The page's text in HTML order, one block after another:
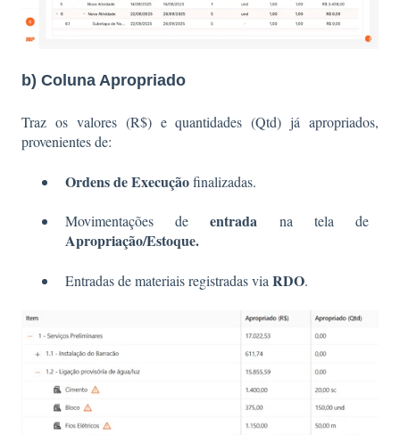
b) Coluna Apropriado
Traz os valores (R$) e quantidades (Qtd) já apropriados,
provenientes de:
Ordens de Execuçãofinalizadas.
Movimentações deentrada na tela de
Apropriação/Estoque.
Entradas de materiais registradas via RDO.